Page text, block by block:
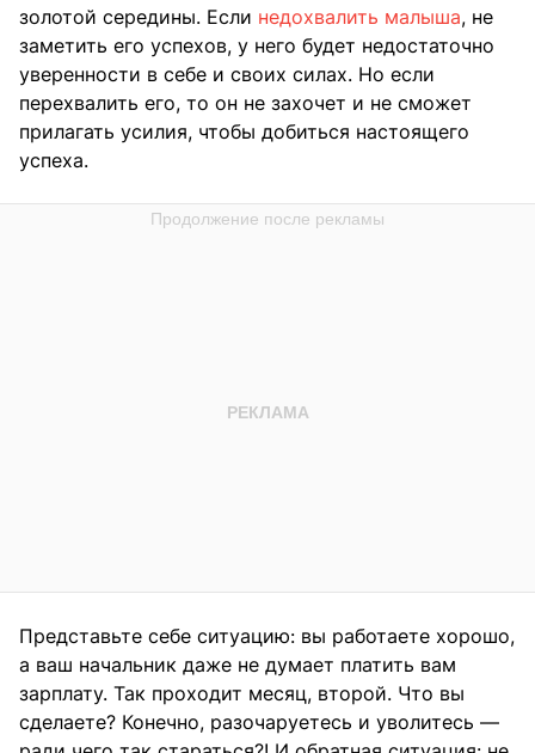
золотой середины. Если недохвалить малыша, не
заметить его успехов, у него будет недостаточно
уверенности в себе и своих силах. Но если
перехвалить его, то он не захочет и не сможет
прилагать усилия, чтобы добиться настоящего
успеха.
Представьте себе ситуацию: вы работаете хорошо,
а ваш начальник даже не думает платить вам
зарплату. Так проходит месяц, второй. Что вы
сделаете? Конечно, разочаруетесь и уволитесь —